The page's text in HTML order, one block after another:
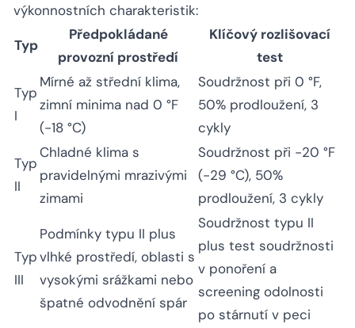
výkonnostních charakteristik:
Typ
Předpokládané
provozní prostředí
Klíčový rozlišovací
test
Typ
I
Mírné až střední klima,
zimní minima nad 0 °F
(-18 °C)
Soudržnost při 0 °F,
50% prodloužení, 3
cykly
Typ
II
Chladné klima s
pravidelnými mrazivými
zimami
Soudržnost při -20 °F
(-29 °C), 50%
prodloužení, 3 cykly
Typ
III
Podmínky typu II plus
vlhké prostředí, oblasti s
vysokými srážkami nebo
špatné odvodnění spár
Soudržnost typu II
plus test soudržnosti
v ponoření a
screening odolnosti
po stárnutí v peci